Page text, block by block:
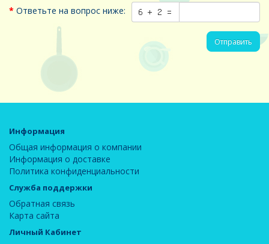
Ответьте на вопрос ниже:
Отправить
Информация
Общая информация о компании
Информация о доставке
Политика конфиденциальности
Служба поддержки
Обратная связь
Карта сайта
Личный Кабинет